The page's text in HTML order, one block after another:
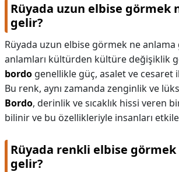
Rüyada uzun elbise görmek
gelir?
Rüyada uzun elbise görmek ne anlama
anlamları kültürden kültüre değişiklik
bordo genellikle güç, asalet ve cesaret
Bu renk, aynı zamanda zenginlik ve
Bordo, derinlik ve sıcaklık hissi veren
bilinir ve bu özellikleriyle insanları
Rüyada renkli elbise
gelir?